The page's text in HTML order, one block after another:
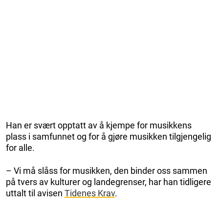
Han er svært opptatt av å kjempe for musikkens
plass i samfunnet og for å gjøre musikken tilgjengelig
for alle.
– Vi må slåss for musikken, den binder oss sammen
på tvers av kulturer og landegrenser, har han tidligere
uttalt til avisen Tidenes Krav.